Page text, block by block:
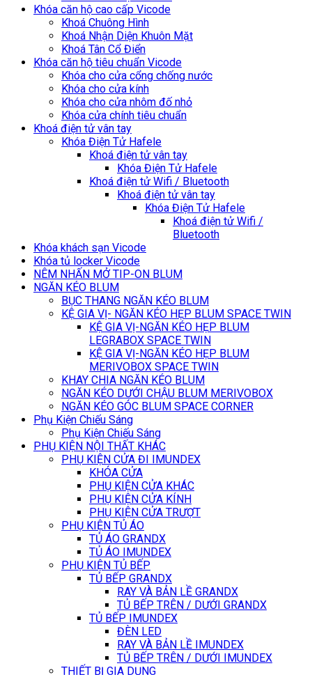
Khóa căn hộ cao cấp Vicode
Khoá Chuông Hình
Khoá Nhận Diện Khuôn Mặt
Khoá Tân Cổ Điển
Khóa căn hộ tiêu chuẩn Vicode
Khóa cho cửa cổng chống nước
Khóa cho cửa kính
Khóa cho cửa nhôm đố nhỏ
Khóa cửa chính tiêu chuẩn
Khoá điện tử vân tay
Khóa Điện Tử Hafele
Khoá điện tử vân tay
Khóa Điện Tử Hafele
Khoá điện tử Wifi / Bluetooth
Khoá điện tử vân tay
Khóa Điện Tử Hafele
Khoá điện tử Wifi /
Bluetooth
Khóa khách sạn Vicode
Khóa tủ locker Vicode
NÊM NHẤN MỞ TIP-ON BLUM
NGĂN KÉO BLUM
BỤC THANG NGĂN KÉO BLUM
KỆ GIA VỊ- NGĂN KÉO HẸP BLUM SPACE TWIN
KỆ GIA VỊ-NGĂN KÉO HẸP BLUM
LEGRABOX SPACE TWIN
KỆ GIA VỊ-NGĂN KÉO HẸP BLUM
MERIVOBOX SPACE TWIN
KHAY CHIA NGĂN KÉO BLUM
NGĂN KÉO DƯỚI CHẬU BLUM MERIVOBOX
NGĂN KÉO GÓC BLUM SPACE CORNER
Phụ Kiện Chiếu Sáng
Phụ Kiện Chiếu Sáng
PHỤ KIỆN NỘI THẤT KHÁC
PHỤ KIỆN CỬA ĐI IMUNDEX
KHÓA CỬA
PHỤ KIỆN CỬA KHÁC
PHỤ KIỆN CỬA KÍNH
PHỤ KIỆN CỬA TRƯỢT
PHỤ KIỆN TỦ ÁO
TỦ ÁO GRANDX
TỦ ÁO IMUNDEX
PHỤ KIỆN TỦ BẾP
TỦ BẾP GRANDX
RAY VÀ BẢN LỀ GRANDX
TỦ BẾP TRÊN / DƯỚI GRANDX
TỦ BẾP IMUNDEX
ĐÈN LED
RAY VÀ BẢN LỀ IMUNDEX
TỦ BẾP TRÊN / DƯỚI IMUNDEX
THIẾT BỊ GIA DỤNG